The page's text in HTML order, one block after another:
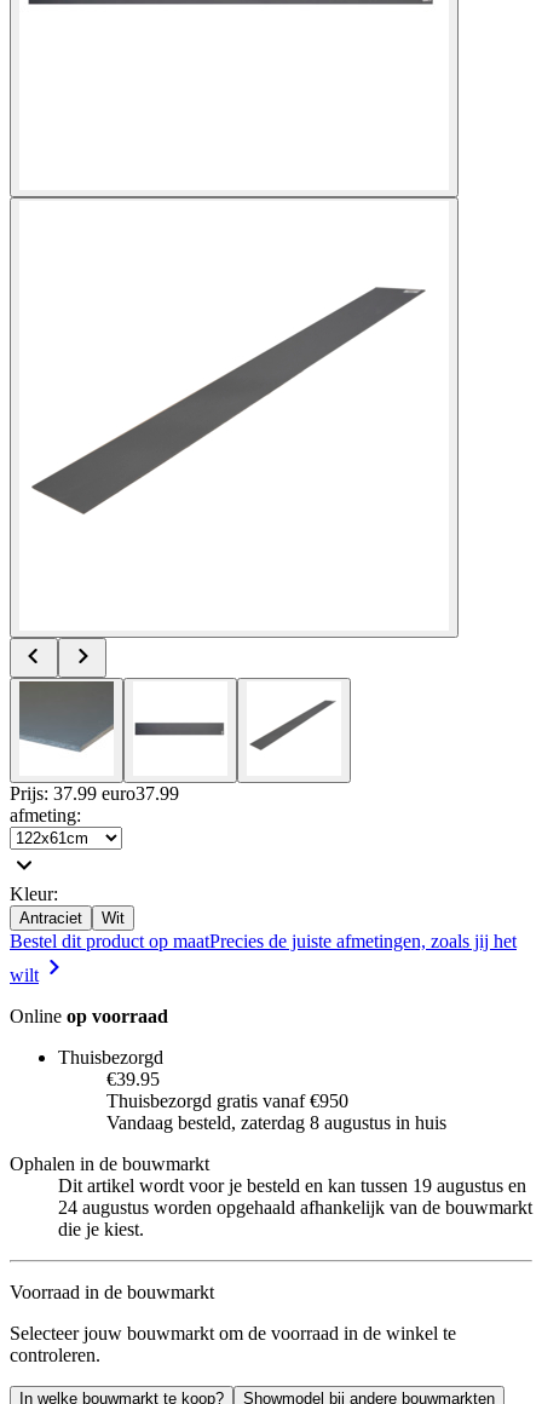
Prijs: 37.99 euro37.99
afmeting:
Kleur:
Antraciet Wit
Bestel dit product op maatPrecies de juiste afmetingen, zoals jij het
wilt
Online op voorraad
Thuisbezorgd
€39.95
Thuisbezorgd gratis vanaf €950
Vandaag besteld, zaterdag 8 augustus in huis
Ophalen in de bouwmarkt
Dit artikel wordt voor je besteld en kan tussen 19 augustus en
24 augustus worden opgehaald afhankelijk van de bouwmarkt
die je kiest.
Voorraad in de bouwmarkt
Selecteer jouw bouwmarkt om de voorraad in de winkel te
controleren.
In welke bouwmarkt te koop? Showmodel bij andere bouwmarkten